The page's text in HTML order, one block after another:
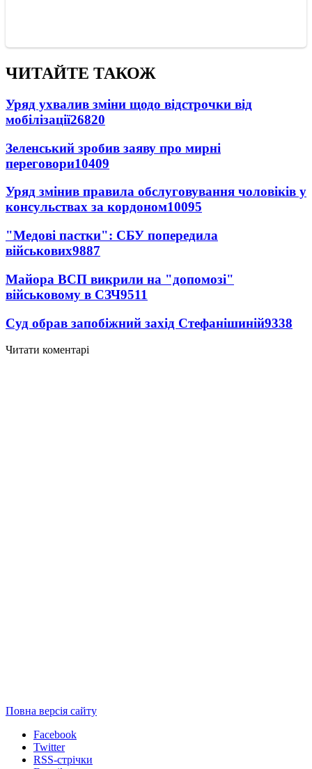
ЧИТАЙТЕ ТАКОЖ
Уряд ухвалив зміни щодо відстрочки від
мобілізації26820
Зеленський зробив заяву про мирні
переговори10409
Уряд змінив правила обслуговування чоловіків у
консульствах за кордоном10095
"Медові пастки": СБУ попередила
військових9887
Майора ВСП викрили на "допомозі"
військовому в СЗЧ9511
Суд обрав запобіжний захід Стефанішиній9338
Читати коментарі
Повна версія сайту
Facebook
Twitter
RSS-стрічки